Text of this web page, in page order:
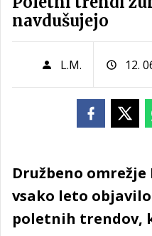
navdušujejo
L.M. 12.
Družbeno
vsako leto
poletnih trendov,